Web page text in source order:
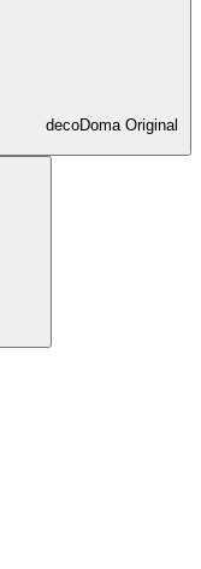
decoDoma Original